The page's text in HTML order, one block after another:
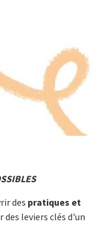
des pratiques et
des leviers clés d'un